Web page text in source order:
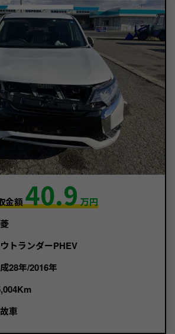
金額40.9万円
トランダーPHEV
28年/2016年
車